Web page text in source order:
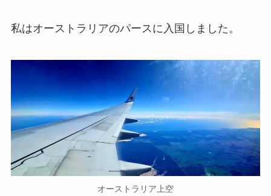
私はオーストラリアのパースに入国しました。
オーストラリア上空